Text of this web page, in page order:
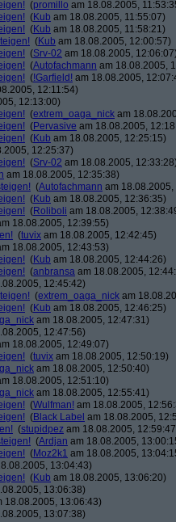
(promillo am 18.08.2005,
(Kub am 18.08.2005, 11:55:07)
(Kub am 18.08.2005, 11:58:21)
(Kub am 18.08.2005, 12:00:57)
(Srv-02 am 18.08.2005,
(Autofachmann am 18.08.2005,
(!Garfield! am 18.08.2005,
12:11:54)
12:13:00)
(extrem_oaga_nick am
(Pervasive am 18.08.2005,
(Kub am 18.08.2005, 12:25:15)
12:25:37)
(Srv-02 am 18.08.2005,
am 18.08.2005, 12:35:38)
(Autofachmann am
(Kub am 18.08.2005, 12:36:35)
(Roliboli am 18.08.2005,
18.08.2005, 12:39:55)
(tuvix am 18.08.2005, 12:42:45)
18.08.2005, 12:43:53)
(Kub am 18.08.2005, 12:44:26)
(anbransa am 18.08.2005,
12:45:42)
(extrem_oaga_nick am
(Kub am 18.08.2005, 12:46:25)
am 18.08.2005, 12:47:31)
12:47:56)
18.08.2005, 12:49:07)
(tuvix am 18.08.2005, 12:50:19)
am 18.08.2005, 12:50:40)
18.08.2005, 12:51:10)
am 18.08.2005, 12:55:41)
(Wulfman! am 18.08.2005,
(Black Label am 18.08.2005,
(stupidpez am 18.08.2005,
(Ardjan am 18.08.2005,
(Moz2k1 am 18.08.2005,
13:04:43)
(Kub am 18.08.2005, 13:06:20)
13:06:38)
18.08.2005, 13:06:43)
13:07:38)